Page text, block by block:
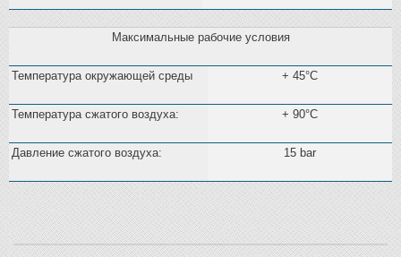
Максимальные рабочие условия
Температура окружающей среды + 45°C
Температура сжатого воздуха: + 90°C
Давление сжатого воздуха: 15 bar